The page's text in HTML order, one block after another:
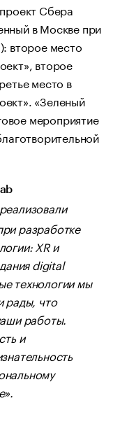
Сбера
в Москве при
второе место
второе
место в
«Зеленый
мероприятие
разработке
XR и
digital
технологии мы
рады, что
работы.
и